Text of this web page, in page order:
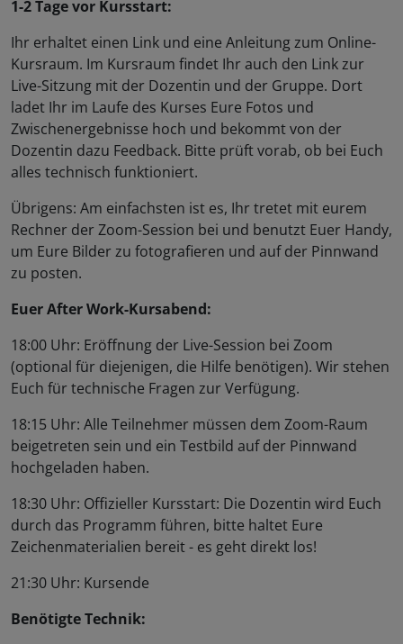
1-2 Tage vor Kursstart:
Ihr erhaltet einen Link und eine Anleitung zum Online-
Kursraum. Im Kursraum findet Ihr auch den Link zur
Live-Sitzung mit der Dozentin und der Gruppe. Dort
ladet Ihr im Laufe des Kurses Eure Fotos und
Zwischenergebnisse hoch und bekommt von der
Dozentin dazu Feedback. Bitte prüft vorab, ob bei Euch
alles technisch funktioniert.
Übrigens: Am einfachsten ist es, Ihr tretet mit eurem
Rechner der Zoom-Session bei und benutzt Euer Handy,
um Eure Bilder zu fotografieren und auf der Pinnwand
zu posten.
Euer After Work-Kursabend:
18:00 Uhr: Eröffnung der Live-Session bei Zoom
(optional für diejenigen, die Hilfe benötigen). Wir stehen
Euch für technische Fragen zur Verfügung.
18:15 Uhr: Alle Teilnehmer müssen dem Zoom-Raum
beigetreten sein und ein Testbild auf der Pinnwand
hochgeladen haben.
18:30 Uhr: Offizieller Kursstart: Die Dozentin wird Euch
durch das Programm führen, bitte haltet Eure
Zeichenmaterialien bereit - es geht direkt los!
21:30 Uhr: Kursende
Benötigte Technik: